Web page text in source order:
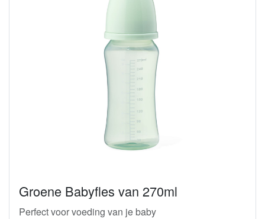
Groene Babyfles van 270ml
Perfect voor voeding van je baby